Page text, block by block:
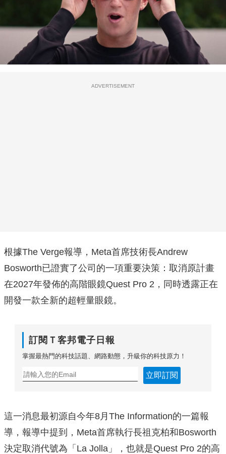
ADVERTISEMENT
根據The Verge報導，Meta首席技術長Andrew
Bosworth已證實了公司的一項重要決策：取消原計畫
在2027年發佈的高階眼鏡Quest Pro 2，同時透露正在
開發一款全新的超輕量眼鏡。
訂閱Ｔ客邦電子日報
掌握最熱門的科技話題、網路動態，升級你的科技原力！
立即訂閱
這一消息最初源自今年8月The Information的一篇報
導，報導中提到，Meta首席執行長祖克柏和Bosworth
決定取消代號為「La Jolla」，也就是Quest Pro 2的高